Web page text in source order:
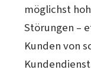
möglichst
Störungen –
Kunden von